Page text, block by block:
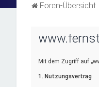
Foren-Übersicht
Mit dem Zugriff auf
1. Nutzungsvertrag